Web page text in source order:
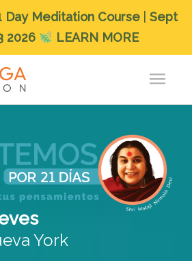
Day Meditation Course |Sept
2026
LEARN MORE
Main
York